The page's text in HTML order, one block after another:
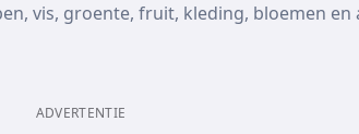
vis, groente, fruit, kleding, bloemen
ADVERTENTIE